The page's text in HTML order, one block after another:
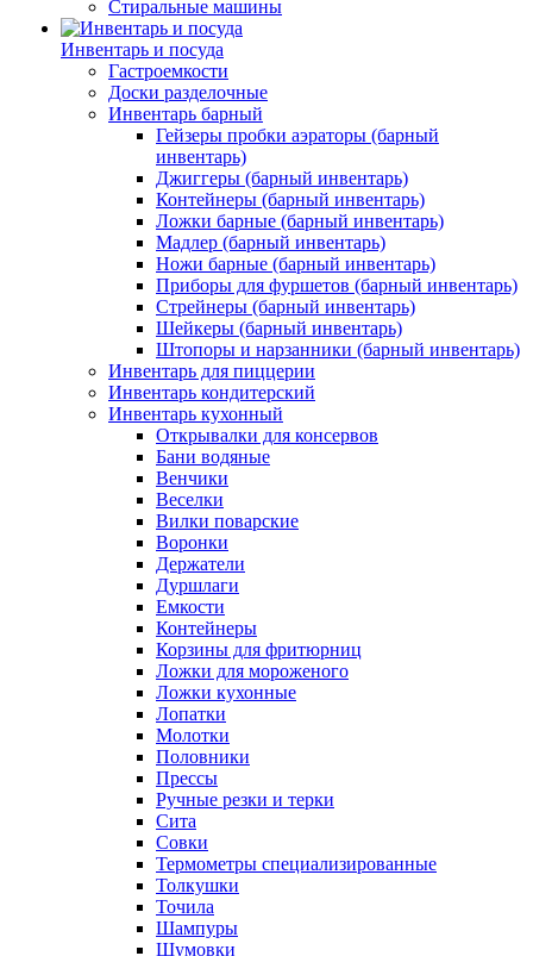
Стиральные машины
Инвентарь и посуда
Гастроемкости
Доски разделочные
Инвентарь барный
Гейзеры пробки аэраторы (барный
инвентарь)
Джиггеры (барный инвентарь)
Контейнеры (барный инвентарь)
Ложки барные (барный инвентарь)
Мадлер (барный инвентарь)
Ножи барные (барный инвентарь)
Приборы для фуршетов (барный инвентарь)
Стрейнеры (барный инвентарь)
Шейкеры (барный инвентарь)
Штопоры и нарзанники (барный инвентарь)
Инвентарь для пиццерии
Инвентарь кондитерский
Инвентарь кухонный
Открывалки для консервов
Бани водяные
Венчики
Веселки
Вилки поварские
Воронки
Держатели
Дуршлаги
Емкости
Контейнеры
Корзины для фритюрниц
Ложки для мороженого
Ложки кухонные
Лопатки
Молотки
Половники
Прессы
Ручные резки и терки
Сита
Совки
Термометры специализированные
Толкушки
Точила
Шампуры
Шумовки